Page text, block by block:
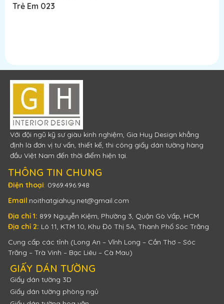
Trẻ Em 023
Với đội ngũ kỹ sư giàu kinh nghiệm, Gia Huy Design khẳng
định là đơn vị tư vấn, thiết kế, thi công giấy dán tường hàng
đầu Việt Nam đến thời điểm hiện tại.
THÔNG TIN CHUNG
Điện thoại: 0969.496.948
Email:noithatgiahuy.net@gmail.com
Địa chỉ 1: 899 Nguyễn Kiệm, Phường 3, Quận Gò Vấp, HCM
Địa chỉ 2: Lô 11, KTM 10, Khu Đô Thị 5A, Thành Phố Sóc Trăng
Cung cấp các tỉnh (Long An – Vĩnh Long – Cần Thơ – Sóc
Trăng – Trà Vinh – Bạc Liêu – Cà Mau)
GIẤY DÁN TƯỜNG
Giấy dán tường 3D
Giấy dán tường phòng ngủ